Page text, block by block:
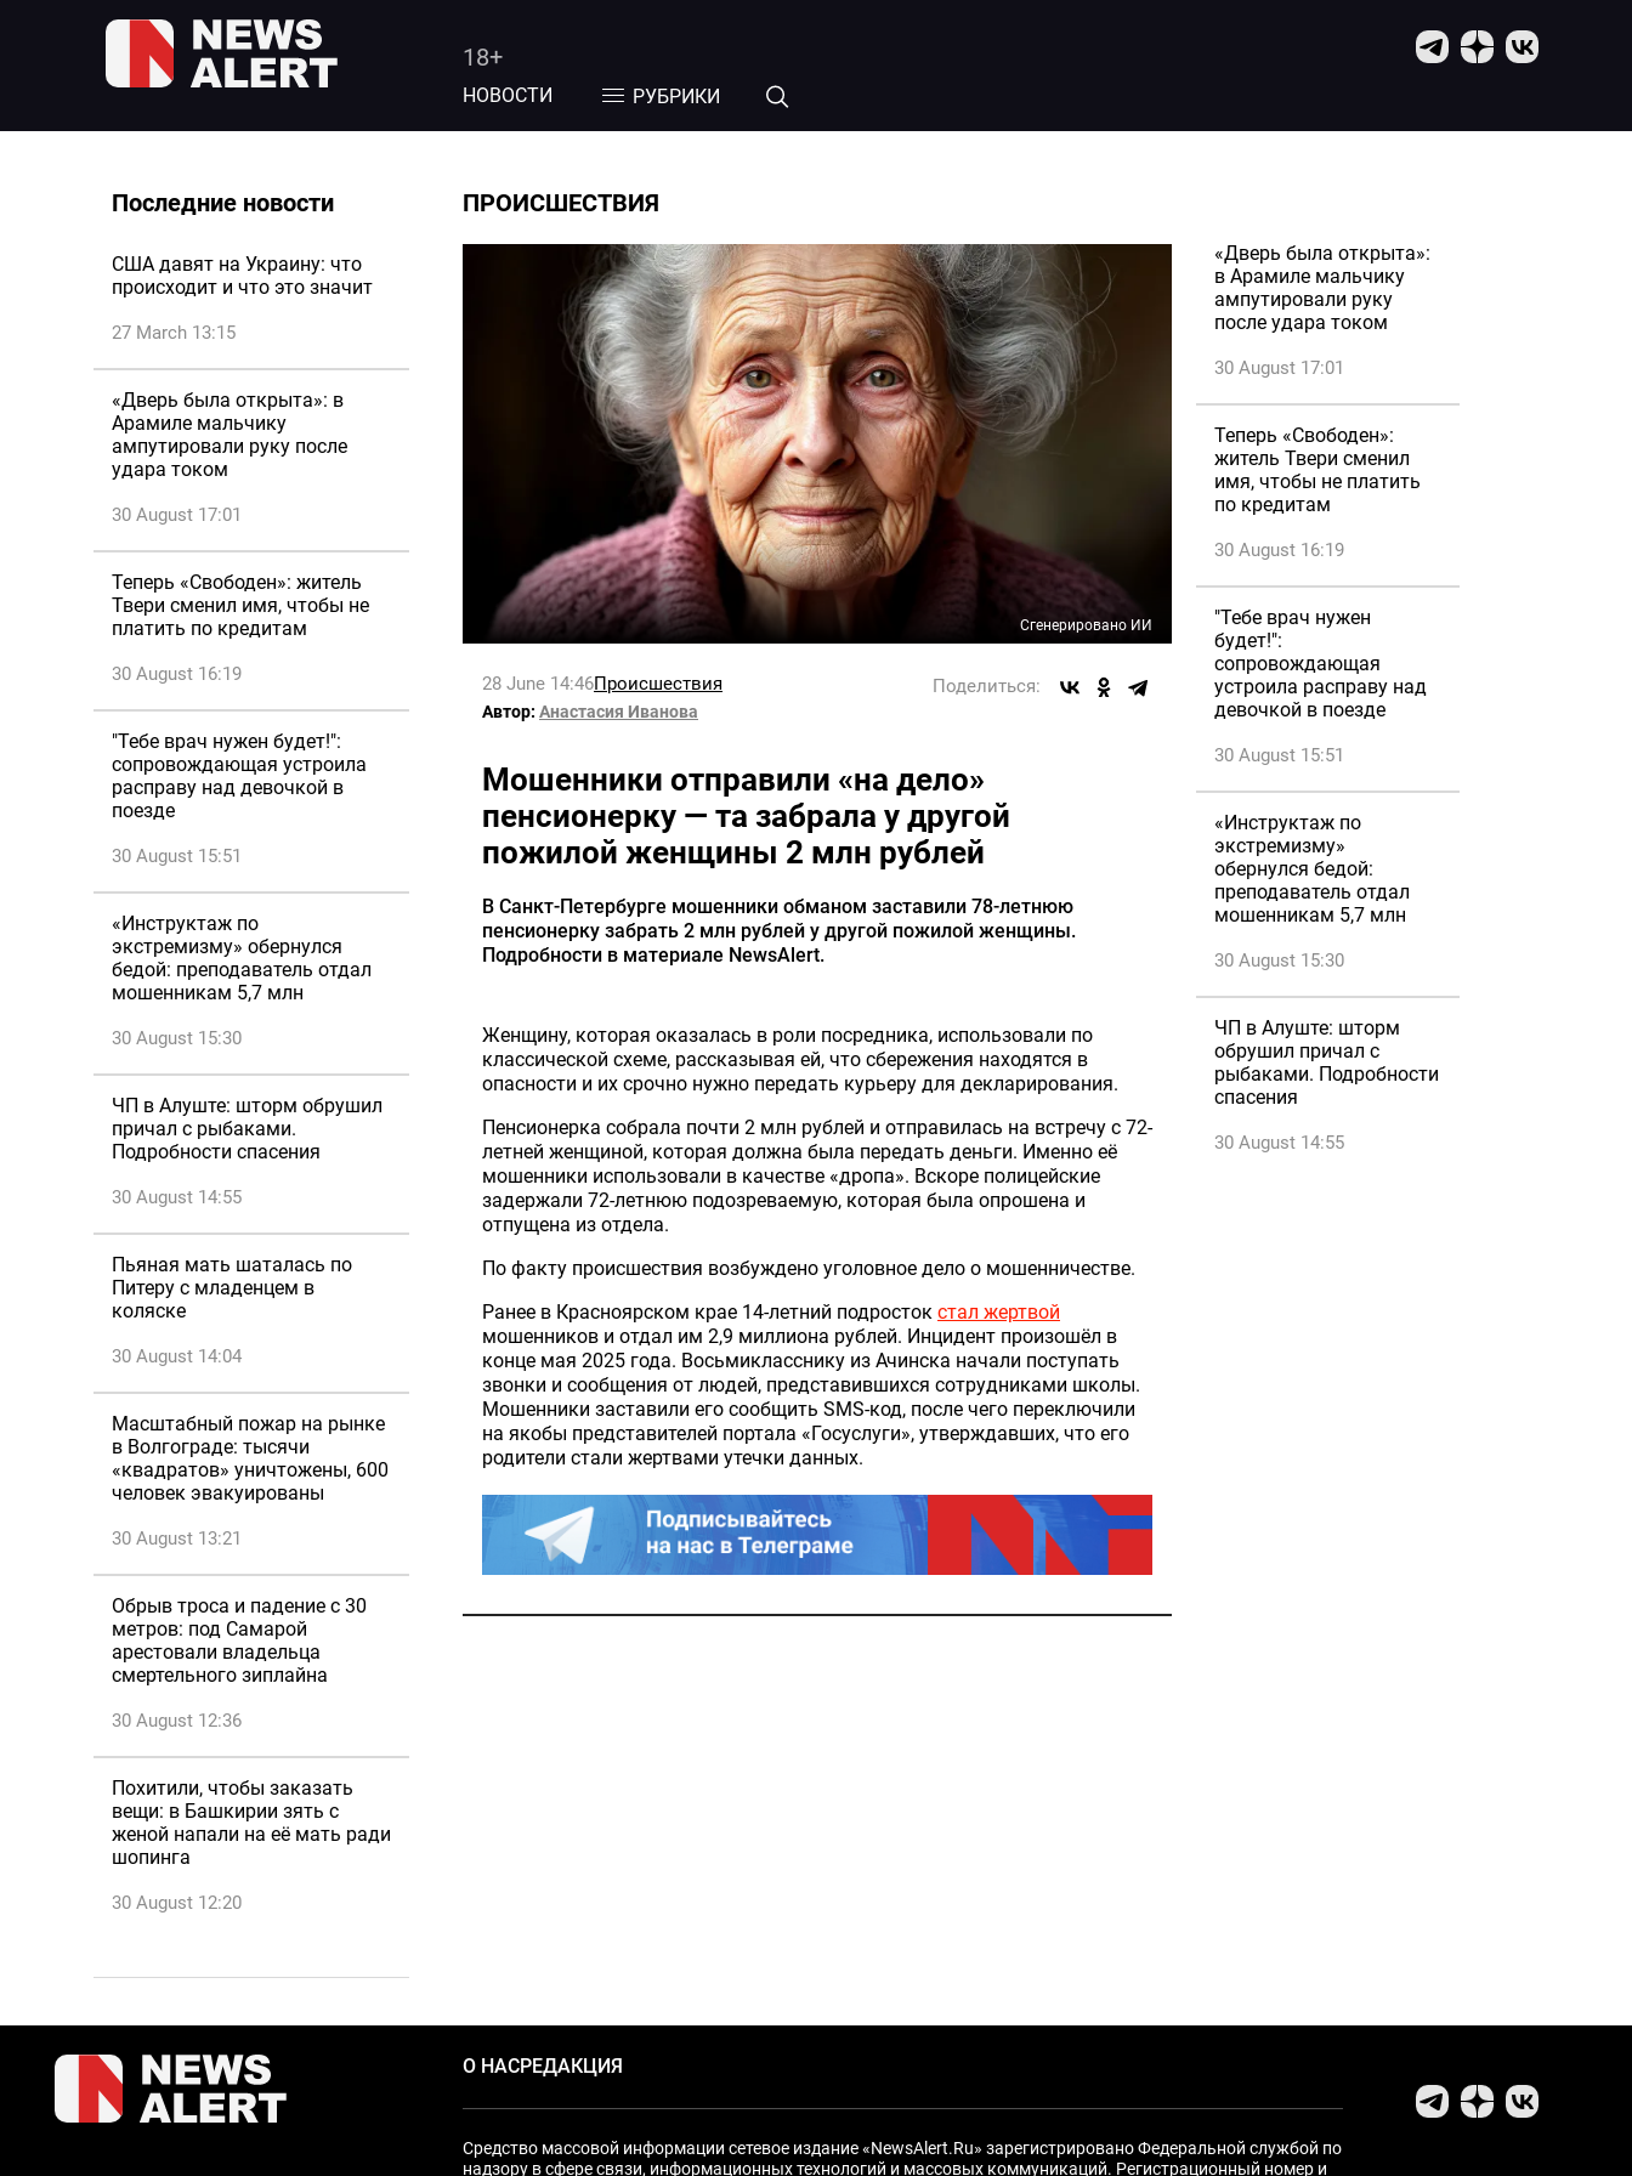
18+
НОВОСТИ РУБРИКИ
Последние новости
США давят на Украину: что
происходит и что это значит
27 March 13:15
«Дверь была открыта»: в
Арамиле мальчику
ампутировали руку после
удара током
30 August 17:01
Теперь «Свободен»: житель
Твери сменил имя, чтобы не
платить по кредитам
30 August 16:19
"Тебе врач нужен будет!":
сопровождающая устроила
расправу над девочкой в
поезде
30 August 15:51
«Инструктаж по
экстремизму» обернулся
бедой: преподаватель отдал
мошенникам 5,7 млн
30 August 15:30
ЧП в Алуште: шторм обрушил
причал с рыбаками.
Подробности спасения
30 August 14:55
Пьяная мать шаталась по
Питеру с младенцем в
коляске
30 August 14:04
Масштабный пожар на рынке
в Волгограде: тысячи
«квадратов» уничтожены, 600
человек эвакуированы
30 August 13:21
Обрыв троса и падение с 30
метров: под Самарой
арестовали владельца
смертельного зиплайна
30 August 12:36
Похитили, чтобы заказать
вещи: в Башкирии зять с
женой напали на её мать ради
шопинга
30 August 12:20
ПРОИСШЕСТВИЯ
Сгенерировано ИИ
28 June 14:46Происшествия Поделиться:
Автор: Анастасия Иванова
Мошенники отправили «на дело»
пенсионерку — та забрала у другой
пожилой женщины 2 млн рублей
В Санкт-Петербурге мошенники обманом заставили 78-летнюю
пенсионерку забрать 2 млн рублей у другой пожилой женщины.
Подробности в материале NewsAlert.
Женщину, которая оказалась в роли посредника, использовали по
классической схеме, рассказывая ей, что сбережения находятся в
опасности и их срочно нужно передать курьеру для декларирования.
Пенсионерка собрала почти 2 млн рублей и отправилась на встречу с 72-
летней женщиной, которая должна была передать деньги. Именно её
мошенники использовали в качестве «дропа». Вскоре полицейские
задержали 72-летнюю подозреваемую, которая была опрошена и
отпущена из отдела.
По факту происшествия возбуждено уголовное дело о мошенничестве.
Ранее в Красноярском крае 14-летний подросток стал жертвой
мошенников и отдал им 2,9 миллиона рублей. Инцидент произошёл в
конце мая 2025 года. Восьмикласснику из Ачинска начали поступать
звонки и сообщения от людей, представившихся сотрудниками школы.
Мошенники заставили его сообщить SMS-код, после чего переключили
на якобы представителей портала «Госуслуги», утверждавших, что его
родители стали жертвами утечки данных.
«Дверь была открыта»:
в Арамиле мальчику
ампутировали руку
после удара током
30 August 17:01
Теперь «Свободен»:
житель Твери сменил
имя, чтобы не платить
по кредитам
30 August 16:19
"Тебе врач нужен
будет!":
сопровождающая
устроила расправу над
девочкой в поезде
30 August 15:51
«Инструктаж по
экстремизму»
обернулся бедой:
преподаватель отдал
мошенникам 5,7 млн
30 August 15:30
ЧП в Алуште: шторм
обрушил причал с
рыбаками. Подробности
спасения
30 August 14:55
О НАСРЕДАКЦИЯ
Средство массовой информации сетевое издание «NewsAlert.Ru» зарегистрировано Федеральной службой по
надзору в сфере связи, информационных технологий и массовых коммуникаций. Регистрационный номер и